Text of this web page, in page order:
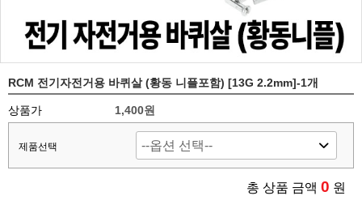
RCM 전기자전거용 바퀴살 (황동 니플포함) [13G 2.2mm]-1개
상품가 1,400원
제품선택
총 상품 금액 0 원